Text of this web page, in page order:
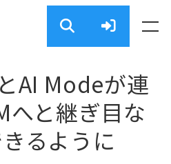
AI Modeが連
と継ぎ目な
るように